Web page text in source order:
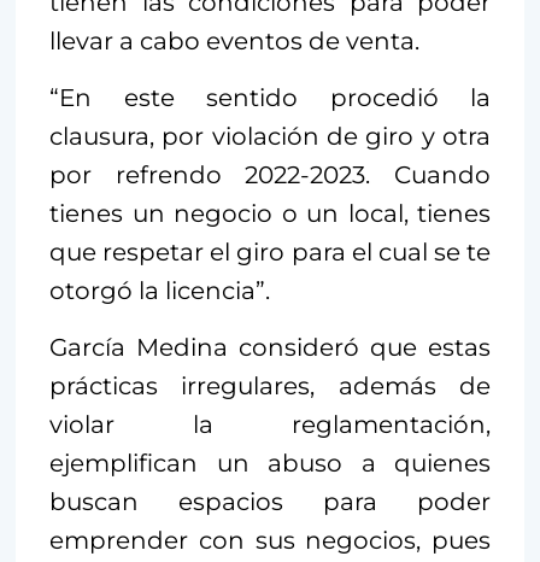
llevar a cabo eventos de venta.
“En este sentido procedió la
clausura, por violación de giro y otra
por refrendo 2022-2023. Cuando
tienes un negocio o un local, tienes
que respetar el giro para el cual se te
otorgó la licencia”.
García Medina consideró que estas
prácticas irregulares, además de
violar la reglamentación,
ejemplifican un abuso a quienes
buscan espacios para poder
emprender con sus negocios, pues